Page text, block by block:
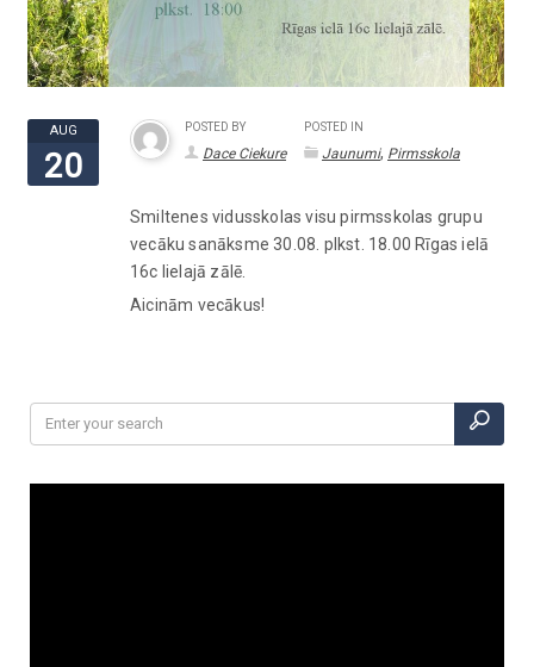
AUG
20
POSTED BY
Dace Ciekure
POSTED IN
Jaunumi, Pirmsskola
Smiltenes vidusskolas visu pirmsskolas grupu
vecāku sanāksme 30.08. plkst. 18.00 Rīgas ielā
16c lielajā zālē.
Aicinām vecākus!